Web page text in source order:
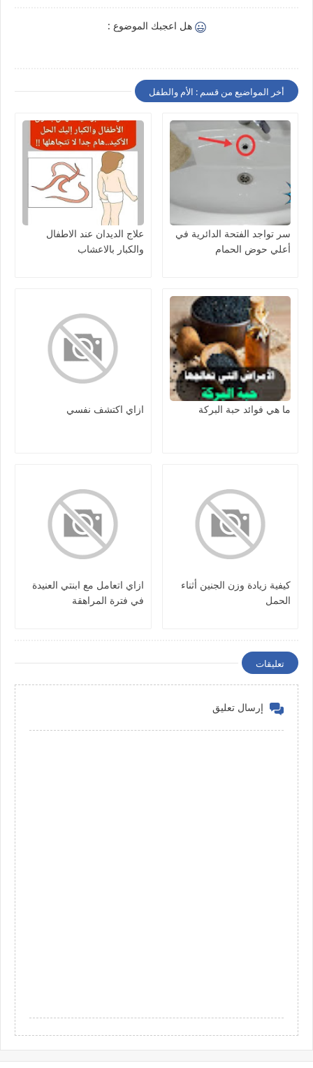
هل اعجبك الموضوع :
أخر المواضيع من قسم : الأم والطفل
سر تواجد الفتحة الدائرية في
أعلي حوض الحمام
علاج الديدان عند الاطفال
والكبار بالاعشاب
ما هي فوائد حبة البركة ازاي اكتشف نفسي
كيفية زيادة وزن الجنين أثناء
الحمل
ازاي اتعامل مع ابنتي العنيدة
في فترة المراهقة
تعليقات
إرسال تعليق